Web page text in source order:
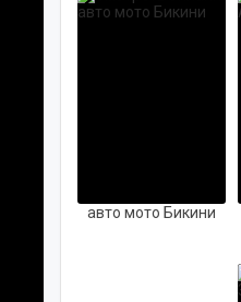
авто мото Бикини